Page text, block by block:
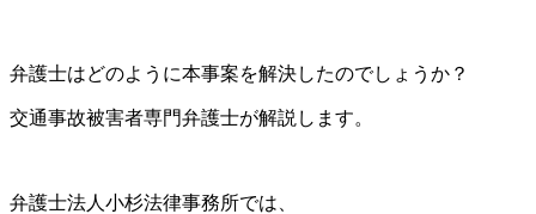
弁護士はどのように本事案を解決したのでしょうか？
交通事故被害者専門弁護士が解説します。
弁護士法人小杉法律事務所では、